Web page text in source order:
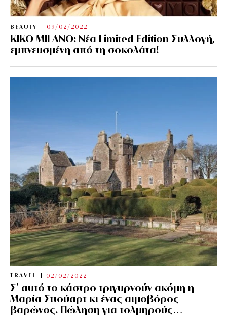
BEAUTY 09/02/2022
KIKO MILANO: Νέα Limited Edition Συλλογή,
εμπνευσμένη από τη σοκολάτα!
TRAVEL 02/02/2022
Σ’ αυτό το κάστρο τριγυρνούν ακόμη η
Μαρία Στιούαρτ κι ένας αιμοβόρος
βαρώνος. Πώληση για τολμηρούς…